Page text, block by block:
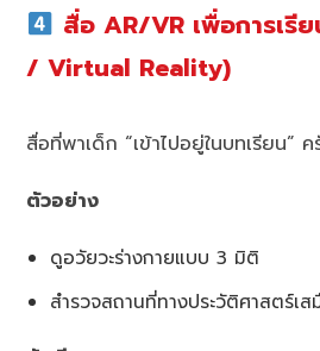
สื่อ AR/VR เพื่อการเรี
/ Virtual Reality)
สื่อที่พาเด็ก “เข้าไปอยู่ในบทเรียน” ค
ตัวอย่าง
ดูอวัยวะร่างกายแบบ 3 มิติ
สำรวจสถานที่ทางประวัติศาสตร์เ